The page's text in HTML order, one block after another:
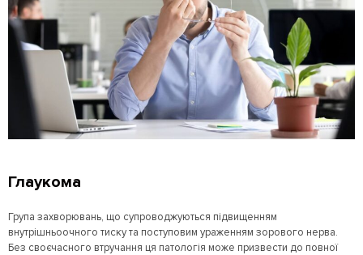
Глаукома
Група захворювань, що супроводжуються підвищенням
внутрішньоочного тиску та поступовим ураженням зорового нерва.
Без своєчасного втручання ця патологія може призвести до повної